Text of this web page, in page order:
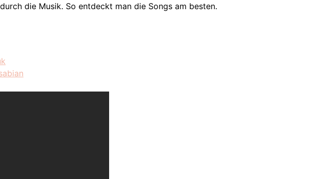
die Musik. So entdeckt man die Songs am besten.